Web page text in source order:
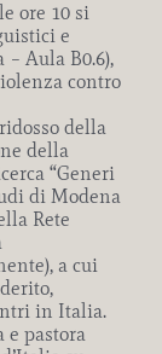
ore 10 si
e
– Aula B0.6),
contro
della
della
“Generi
di Modena
Rete
a cui
in Italia.
e pastora